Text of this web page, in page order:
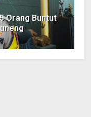
Orang Buntut